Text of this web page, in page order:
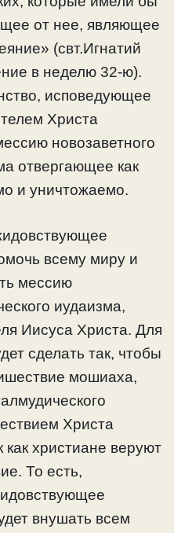
от нее, являющее
(свт.Игнатий
в неделю 32-ю).
исповедующее
Христа
новозаветного
отвергающее как
и уничтожаемо.
всему миру и
мессию
иудаизма,
Иисуса Христа. Для
сделать так, чтобы
мошиаха,
Христа
как христиане веруют
То есть,
внушать всем